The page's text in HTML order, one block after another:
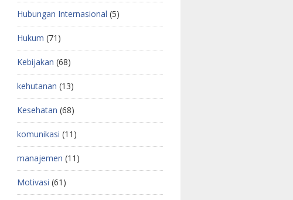
Hubungan Internasional (5)
Hukum (71)
Kebijakan (68)
kehutanan (13)
Kesehatan (68)
komunikasi (11)
manajemen (11)
Motivasi (61)